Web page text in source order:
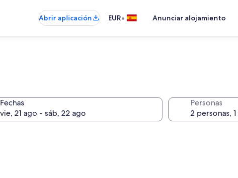
Abrir aplicación EUR• Anunciar alojamiento
Fechas Personas